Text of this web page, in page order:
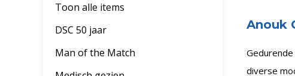
Toon alle items
DSC 50 jaar
Man of the Match
Anouk
diverse